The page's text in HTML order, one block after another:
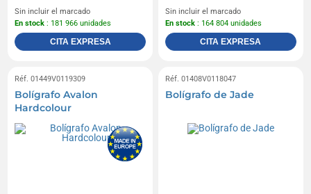
Sin incluir el marcado
En stock : 181 966 unidades
CITA EXPRESA
Sin incluir el marcado
En stock : 164 804 unidades
CITA EXPRESA
Réf. 01449V0119309
Bolígrafo Avalon
Hardcolour
Réf. 01408V0118047
Bolígrafo de Jade